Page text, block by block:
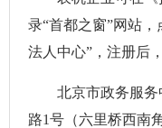
录“首都之窗”网站
法人中心”，注册后
北京市政务服务
路1号（六里桥西南